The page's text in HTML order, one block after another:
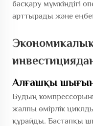
басқару мүмкіндігі
арттырады және
Алғашқы
Будың
жалпы өмірлік
құрайды. Бастапқы